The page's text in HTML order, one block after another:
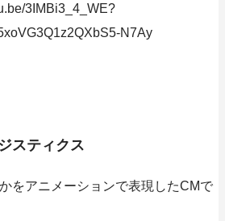
3IMBi3_4_WE?
N7Ay
スティクス
をアニメーションで表現したCMで